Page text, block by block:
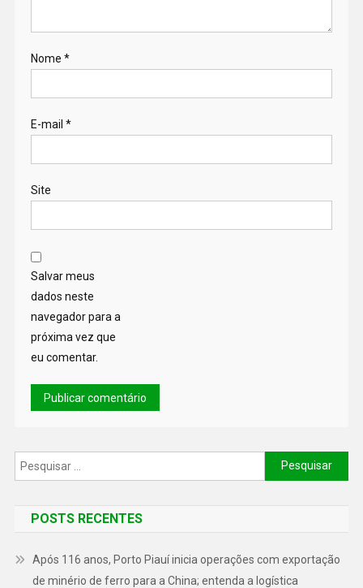
Nome *
E-mail *
Site
Salvar meus
dados neste
navegador para a
próxima vez que
eu comentar.
POSTS RECENTES
Após 116 anos, Porto Piauí inicia operações com exportação
de minério de ferro para a China; entenda a logística